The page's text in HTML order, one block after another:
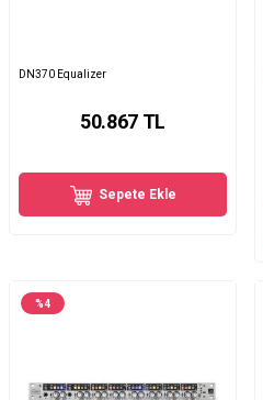
DN370 Equalizer
50.867TL
Sepete Ekle
%4